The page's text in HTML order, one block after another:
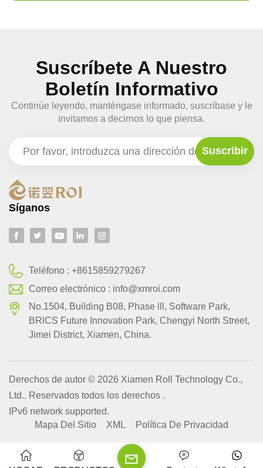
Suscríbete A Nuestro
Boletín Informativo
Continúe leyendo, manténgase informado, suscríbase y le
invitamos a decirnos lo que piensa.
Síganos
Teléfono :+8615859279267
Correo electrónico : info@xmroi.com
No.1504, Building B08, Phase lll, Software Park,
BRlCS Future Innovation Park, Chengyi North Street,
Jimei District, Xiamen, China.
Derechos de autor © 2026 Xiamen Roll Technology Co.,
Ltd.. Reservados todos los derechos .
IPv6 network supported.
Mapa Del Sitio
XML Política De Privacidad